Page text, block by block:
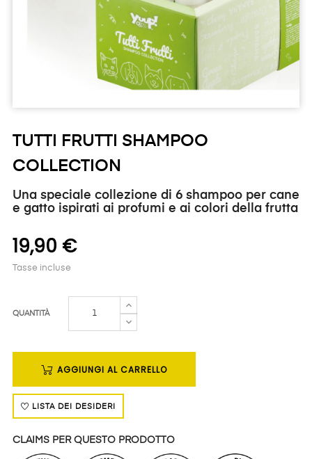
TUTTI FRUTTI SHAMPOO
COLLECTION
Una speciale collezione di 6 shampoo per cane
e gatto ispirati ai profumi e ai colori della frutta
19,90 €
Tasse incluse
QUANTITÀ
AGGIUNGI AL CARRELLO
LISTA DEI DESIDERI
CLAIMS PER QUESTO PRODOTTO